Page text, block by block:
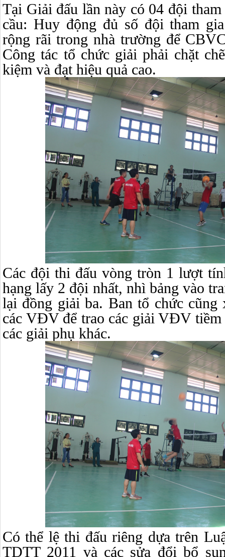
Tại Giải đấu lần này có 04 đội
cầu: Huy động đủ số đội tham
rộng rãi trong nhà trường để
Công tác tổ chức giải phải chặt
kiệm và đạt hiệu quả cao.
Các đội thi đấu vòng tròn 1 lượt
hạng lấy 2 đội nhất, nhì bảng vào
lại đồng giải ba. Ban tổ chức cũng
các VĐV để trao các giải VĐV
các giải phụ khác.
Có thể lệ thi đấu riêng dựa trên
TDTT 2011 và các sửa đổi bổ